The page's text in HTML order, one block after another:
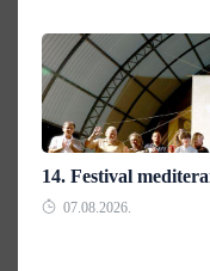
14. Festival
07.08.2026.